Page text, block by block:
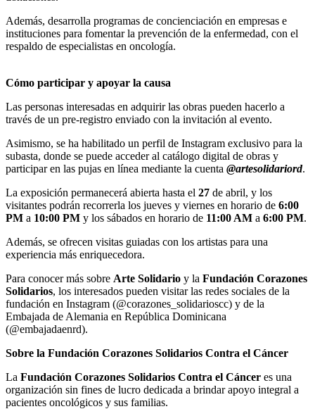
Además, desarrolla programas de concienciación en empresas e
instituciones para fomentar la prevención de la enfermedad, con el
respaldo de especialistas en oncología.
Cómo participar y apoyar la causa
Las personas interesadas en adquirir las obras pueden hacerlo a
través de un pre-registro enviado con la invitación al evento.
Asimismo, se ha habilitado un perfil de Instagram exclusivo para la
subasta, donde se puede acceder al catálogo digital de obras y
participar en las pujas en línea mediante la cuenta @artesolidariord.
La exposición permanecerá abierta hasta el 27 de abril, y los
visitantes podrán recorrerla los jueves y viernes en horario de 6:00
PM a 10:00 PM y los sábados en horario de 11:00 AM a 6:00 PM.
Además, se ofrecen visitas guiadas con los artistas para una
experiencia más enriquecedora.
Para conocer más sobre Arte Solidario y la Fundación Corazones
Solidarios, los interesados pueden visitar las redes sociales de la
fundación en Instagram (@corazones_solidarioscc) y de la
Embajada de Alemania en República Dominicana
(@embajadaenrd).
Sobre la Fundación Corazones Solidarios Contra el Cáncer
La Fundación Corazones Solidarios Contra el Cáncer es una
organización sin fines de lucro dedicada a brindar apoyo integral a
pacientes oncológicos y sus familias.